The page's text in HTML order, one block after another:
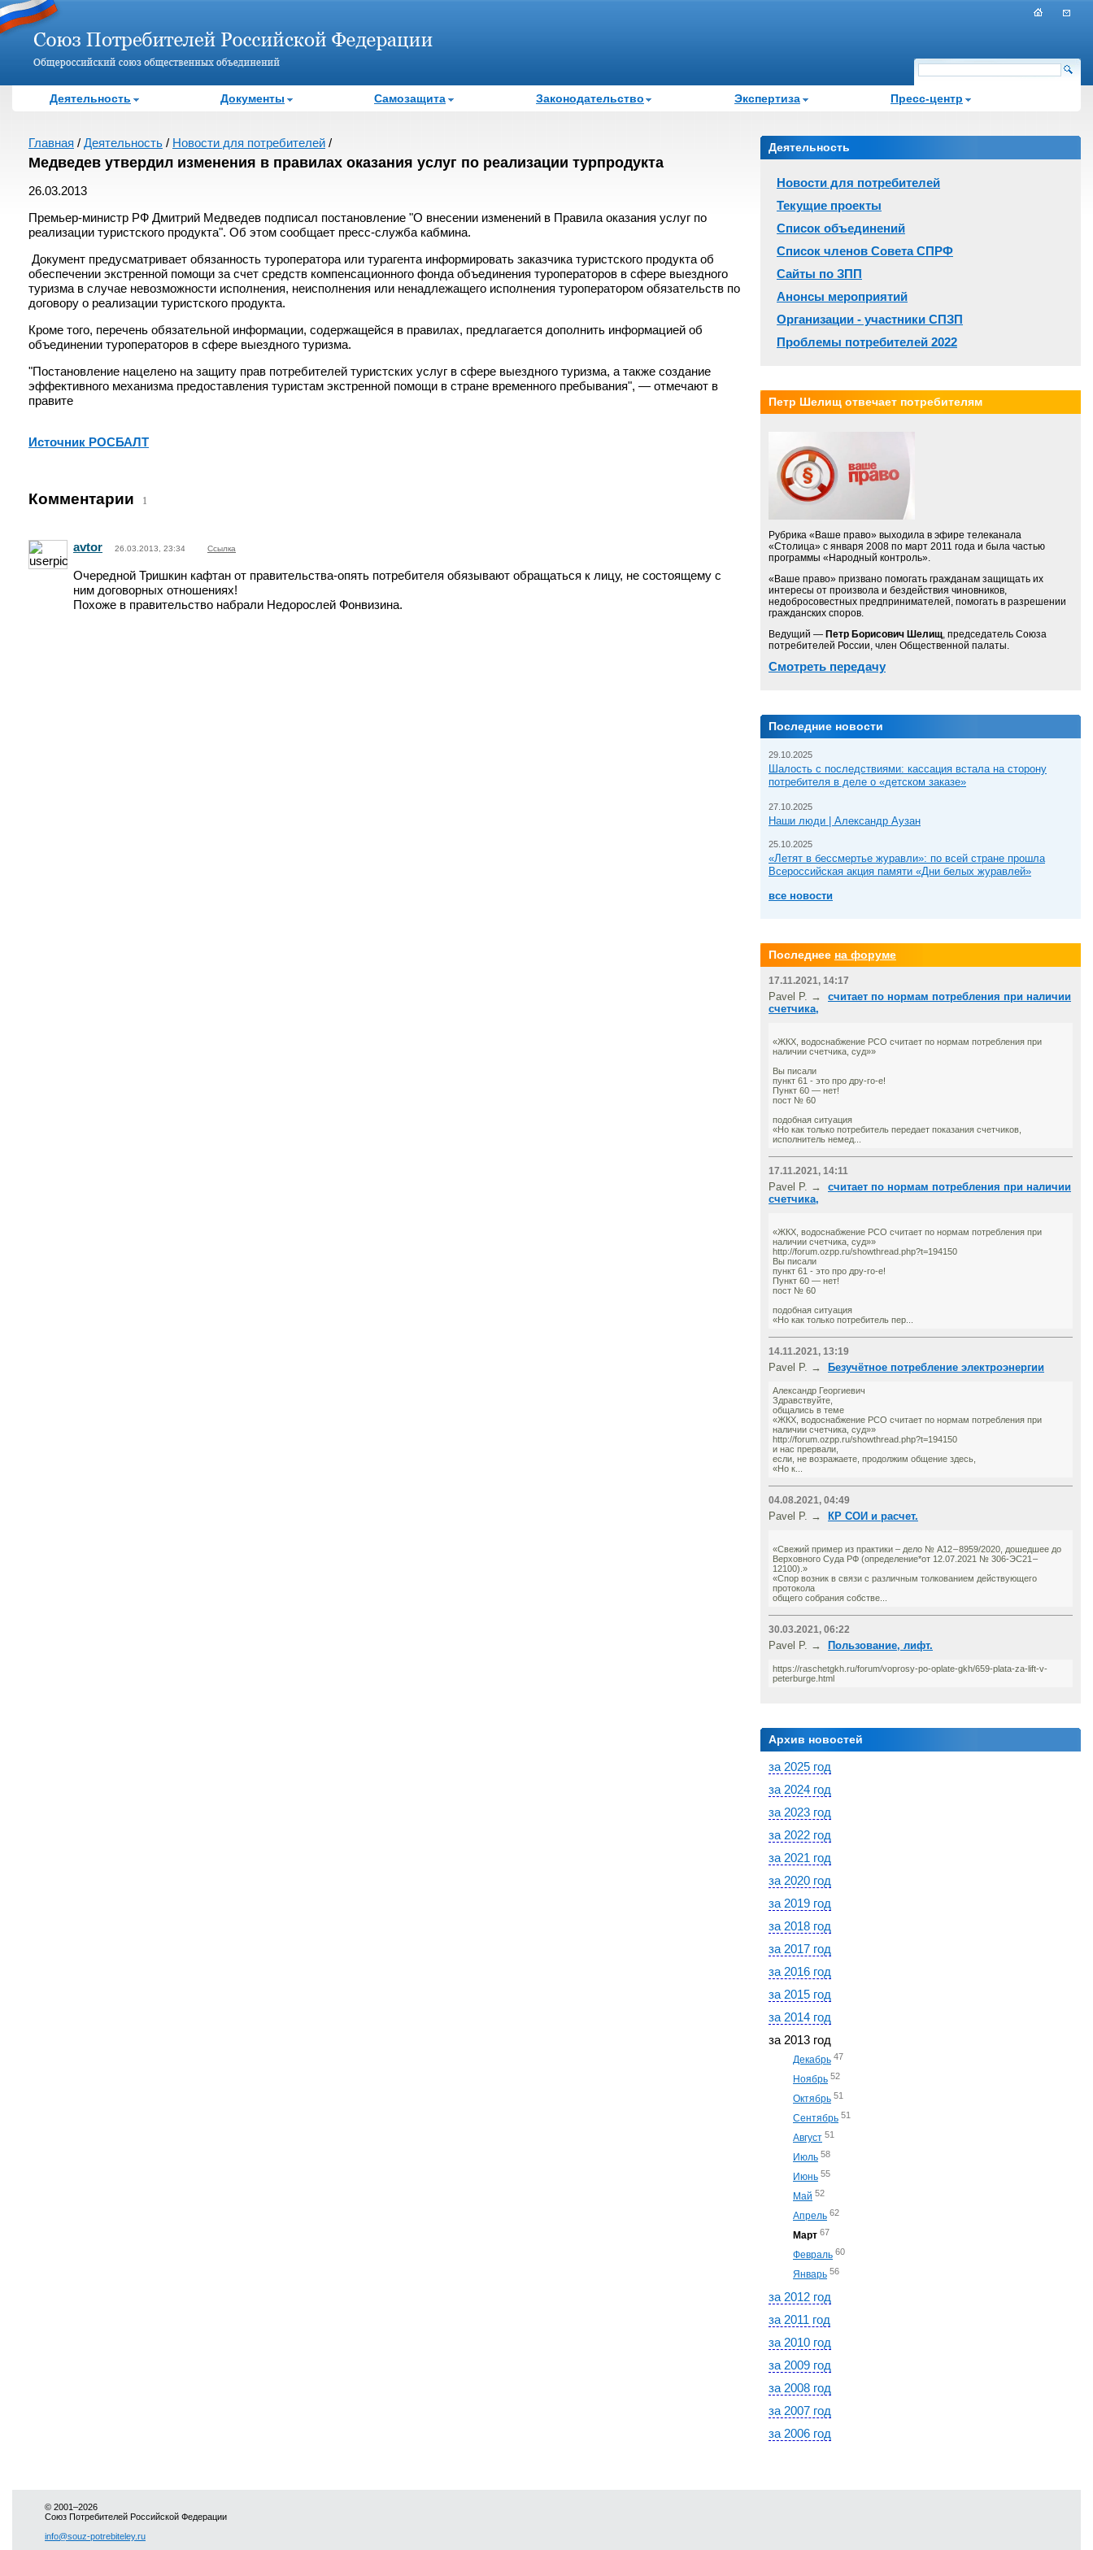
Деятельность Документы Самозащита Законодательство Экспертиза Пресс-центр
Главная / Деятельность / Новости для потребителей /
Медведев утвердил изменения в правилах оказания услуг по реализации турпродукта
26.03.2013
Премьер-министр РФ Дмитрий Медведев подписал постановление "О внесении изменений в Правила оказания услуг по
реализации туристского продукта". Об этом сообщает пресс-служба кабмина.
Документ предусматривает обязанность туроператора или турагента информировать заказчика туристского продукта об
обеспечении экстренной помощи за счет средств компенсационного фонда объединения туроператоров в сфере выездного
туризма в случае невозможности исполнения, неисполнения или ненадлежащего исполнения туроператором обязательств по
договору о реализации туристского продукта.
Кроме того, перечень обязательной информации, содержащейся в правилах, предлагается дополнить информацией об
объединении туроператоров в сфере выездного туризма.
"Постановление нацелено на защиту прав потребителей туристских услуг в сфере выездного туризма, а также создание
эффективного механизма предоставления туристам экстренной помощи в стране временного пребывания", — отмечают в
правите
Источник РОСБАЛТ
Комментарии 1
avtor 26.03.2013, 23:34 Ссылка
Очередной Тришкин кафтан от правительства-опять потребителя обязывают обращаться к лицу, не состоящему с
ним договорных отношениях!
Похоже в правительство набрали Недорослей Фонвизина.
Деятельность
Новости для потребителей
Текущие проекты
Список объединений
Список членов Совета СПРФ
Сайты по ЗПП
Анонсы мероприятий
Организации - участники СПЗП
Проблемы потребителей 2022
Петр Шелищ отвечает потребителям
Рубрика «Ваше право» выходила в эфире телеканала
«Столица» с января 2008 по март 2011 года и была частью
программы «Народный контроль».
«Ваше право» призвано помогать гражданам защищать их
интересы от произвола и бездействия чиновников,
недобросовестных предпринимателей, помогать в разрешении
гражданских споров.
Ведущий — Петр Борисович Шелищ, председатель Союза
потребителей России, член Общественной палаты.
Смотреть передачу
Последние новости
29.10.2025
Шалость с последствиями: кассация встала на сторону
потребителя в деле о «детском заказе»
27.10.2025
Наши люди | Александр Аузан
25.10.2025
«Летят в бессмертье журавли»: по всей стране прошла
Всероссийская акция памяти «Дни белых журавлей»
все новости
Последнее на форуме
17.11.2021, 14:17
Pavel P. → считает по нормам потребления при наличии
счетчика,
«ЖКХ, водоснабжение РСО считает по нормам потребления при
наличии счетчика, суд»»
Вы писали
пункт 61 - это про дру-го-е!
Пункт 60 — нет!
пост № 60
подобная ситуация
«Но как только потребитель передает показания счетчиков,
исполнитель немед...
17.11.2021, 14:11
Pavel P. → считает по нормам потребления при наличии
счетчика,
«ЖКХ, водоснабжение РСО считает по нормам потребления при
наличии счетчика, суд»»
http://forum.ozpp.ru/showthread.php?t=194150
Вы писали
пункт 61 - это про дру-го-е!
Пункт 60 — нет!
пост № 60
подобная ситуация
«Но как только потребитель пер...
14.11.2021, 13:19
Pavel P. → Безучётное потребление электроэнергии
Александр Георгиевич
Здравствуйте,
общались в теме
«ЖКХ, водоснабжение РСО считает по нормам потребления при
наличии счетчика, суд»»
http://forum.ozpp.ru/showthread.php?t=194150
и нас прервали,
если, не возражаете, продолжим общение здесь,
«Но к...
04.08.2021, 04:49
Pavel P. → КР СОИ и расчет.
«Свежий пример из практики – дело № А12 – 8959/2020, дошедшее до
Верховного Суда РФ (определение*от 12.07.2021 № 306-ЭС21 –
12100).»
«Спор возник в связи с различным толкованием действующего
протокола
общего собрания собстве...
30.03.2021, 06:22
Pavel P. → Пользование, лифт.
https://raschetgkh.ru/forum/voprosy-po-oplate-gkh/659-plata-za-lift-v-
peterburge.html
Архив новостей
за 2025 год
за 2024 год
за 2023 год
за 2022 год
за 2021 год
за 2020 год
за 2019 год
за 2018 год
за 2017 год
за 2016 год
за 2015 год
за 2014 год
за 2013 год
Декабрь 47
Ноябрь 52
Октябрь 51
Сентябрь 51
Август 51
Июль 58
Июнь 55
Май 52
Апрель 62
Март 67
Февраль 60
Январь 56
за 2012 год
за 2011 год
за 2010 год
за 2009 год
за 2008 год
за 2007 год
за 2006 год
© 2001–2026
Союз Потребителей Российской Федерации
info@souz-potrebiteley.ru